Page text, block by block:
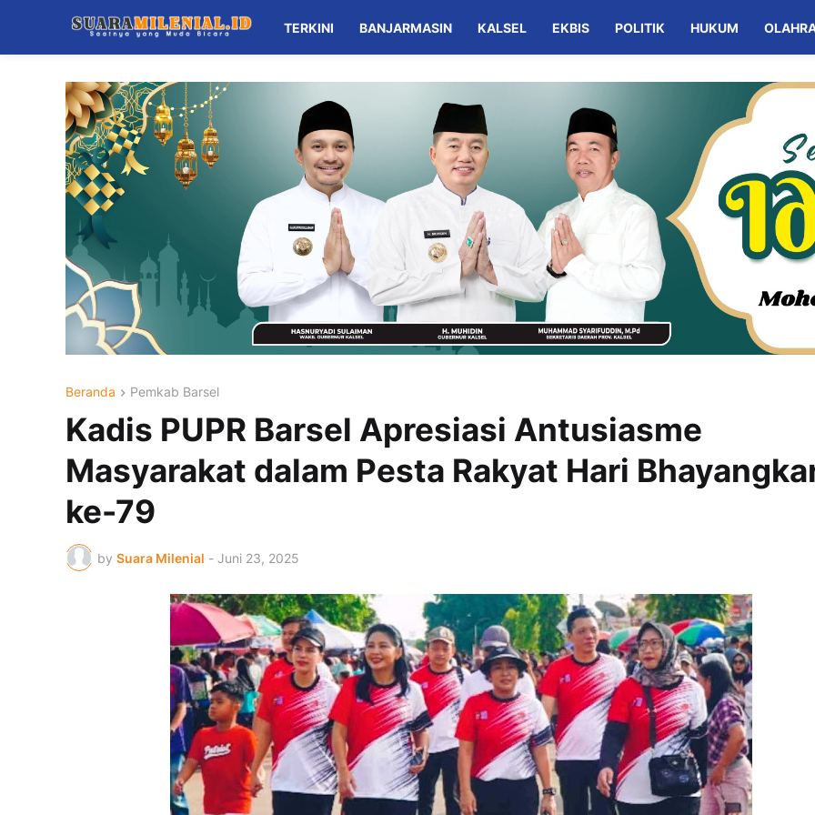
TERKINI BANJARMASIN KALSEL EKBIS POLITIK HUKUM
Beranda Pemkab Barsel
Kadis PUPR Barsel Apresiasi Antusiasme
Masyarakat dalam Pesta Rakyat Hari
ke-79
by Suara Milenial - Juni 23, 2025